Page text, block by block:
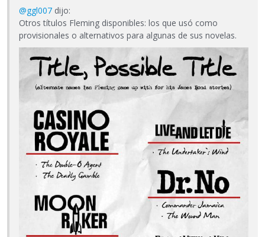
@ggl007 dijo:
Otros títulos Fleming disponibles: los que usó como
provisionales o alternativos para algunas de sus novelas.